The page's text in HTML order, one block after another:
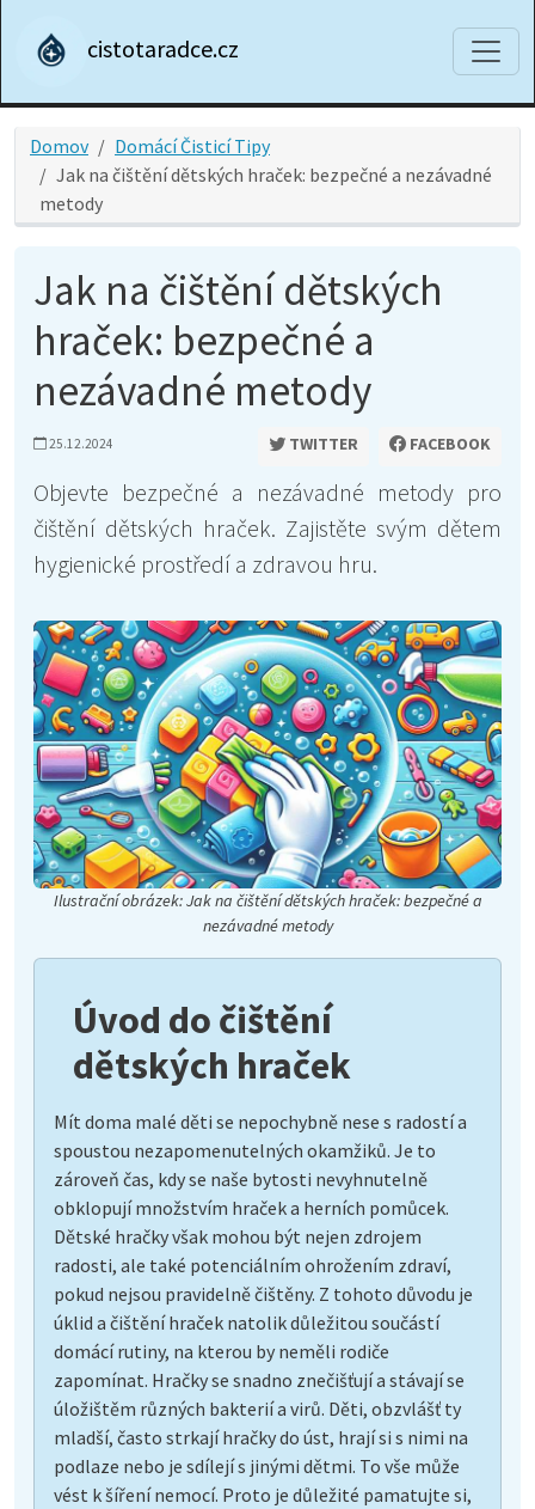
cistotaradce.cz
Domov
Domácí Čisticí Tipy
Jak na čištění dětských hraček: bezpečné a nezávadné
metody
Jak na čištění dětských
hraček: bezpečné a
nezávadné metody
25.12.2024 TWITTER FACEBOOK
Objevte bezpečné a nezávadné metody pro
čištění dětských hraček. Zajistěte svým dětem
hygienické prostředí a zdravou hru.
Ilustrační obrázek: Jak na čištění dětských hraček: bezpečné a
nezávadné metody
Úvod do čištění
dětských hraček
Mít doma malé děti se nepochybně nese s radostí a
spoustou nezapomenutelných okamžiků. Je to
zároveň čas, kdy se naše bytosti nevyhnutelně
obklopují množstvím hraček a herních pomůcek.
Dětské hračky však mohou být nejen zdrojem
radosti, ale také potenciálním ohrožením zdraví,
pokud nejsou pravidelně čištěny. Z tohoto důvodu je
úklid a čištění hraček natolik důležitou součástí
domácí rutiny, na kterou by neměli rodiče
zapomínat. Hračky se snadno znečišťují a stávají se
úložištěm různých bakterií a virů. Děti, obzvlášť ty
mladší, často strkají hračky do úst, hrají si s nimi na
podlaze nebo je sdílejí s jinými dětmi. To vše může
vést k šíření nemocí. Proto je důležité pamatujte si,